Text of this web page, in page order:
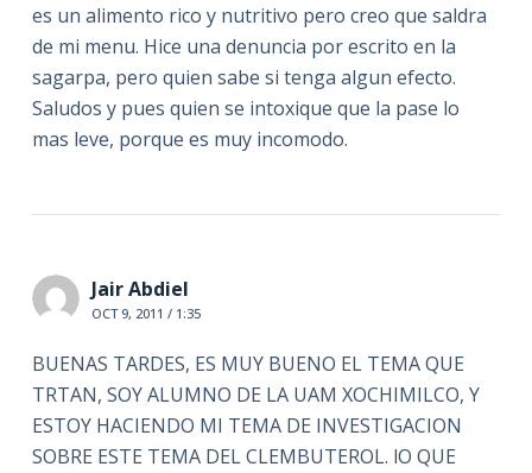
es un alimento rico y nutritivo pero creo que saldra
de mi menu. Hice una denuncia por escrito en la
sagarpa, pero quien sabe si tenga algun efecto.
Saludos y pues quien se intoxique que la pase lo
mas leve, porque es muy incomodo.
Jair Abdiel
OCT 9, 2011 / 1:35
BUENAS TARDES, ES MUY BUENO EL TEMA QUE
TRTAN, SOY ALUMNO DE LA UAM XOCHIMILCO, Y
ESTOY HACIENDO MI TEMA DE INVESTIGACION
SOBRE ESTE TEMA DEL CLEMBUTEROL. lO QUE